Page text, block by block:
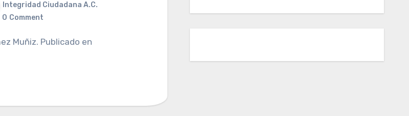
Integridad Ciudadana A.C.
0 Comment